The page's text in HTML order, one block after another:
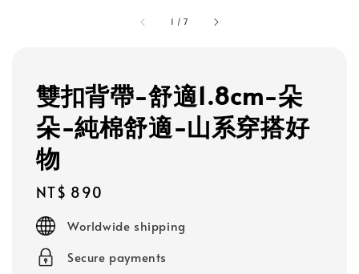
1 /7
雙扣背帶-舒適1.8cm-朵
朵-純棉舒適-山系穿搭好
物
Regular
price
NT$ 890
Worldwide shipping
Secure payments